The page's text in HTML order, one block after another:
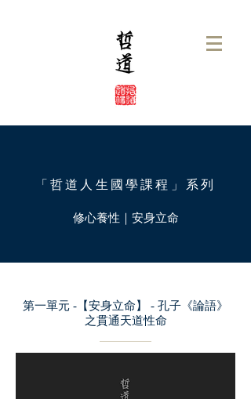
「哲道人生國學課程 」系列
修心養性｜安身立命
第一單元 -【安身立命】 - 孔子《論語》
之貫通天道性命